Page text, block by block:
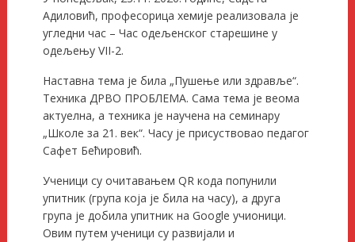
Адиловић, професорица хемије реализовала је
угледни час – Час одељенског старешине у
одељењу VII-2.
Наставна тема је била „Пушење или здравље“.
Техника ДРВО ПРОБЛЕМА. Сама тема је веома
актуелна, a техника је научена на семинару
„Школе за 21. век“. Часу је присуствовао педагог
Сафет Бећировић.
Ученици су очитавањем QR кода попунили
упитник (група која је била на часу), а друга
група је добила упитник на Google учионици.
Овим путем ученици су развијали и